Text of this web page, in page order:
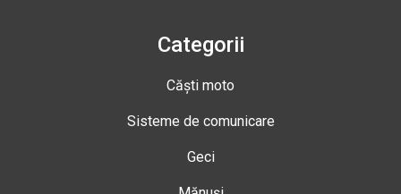
Categorii
Căști moto
Sisteme de comunicare
Geci